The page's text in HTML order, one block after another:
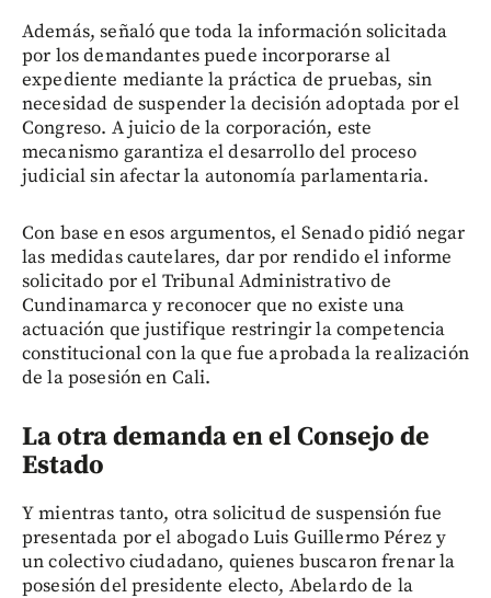
Además, señaló que toda la información solicitada
por los demandantes puede incorporarse al
expediente mediante la práctica de pruebas, sin
necesidad de suspender la decisión adoptada por el
Congreso. A juicio de la corporación, este
mecanismo garantiza el desarrollo del proceso
judicial sin afectar la autonomía parlamentaria.
Con base en esos argumentos, el Senado pidió negar
las medidas cautelares, dar por rendido el informe
solicitado por el Tribunal Administrativo de
Cundinamarca y reconocer que no existe una
actuación que justifique restringir la competencia
constitucional con la que fue aprobada la realización
de la posesión en Cali.
La otra demanda en el Consejo de
Estado
Y mientras tanto, otra solicitud de suspensión fue
presentada por el abogado Luis Guillermo Pérez y
un colectivo ciudadano, quienes buscaron frenar la
posesión del presidente electo, Abelardo de la